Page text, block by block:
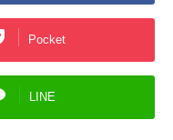
Pocket
LINE